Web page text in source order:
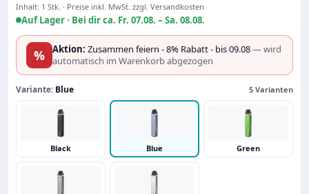
Inhalt: 1 Stk. · Preise inkl. MwSt. zzgl. Versandkosten
Auf Lager · Bei dir ca. Fr. 07.08. – Sa. 08.08.
% Aktion: Zusammen feiern - 8% Rabatt - bis 09.08— wird
automatisch im Warenkorb abgezogen
Variante: Blue 5 Varianten
Black Blue Green